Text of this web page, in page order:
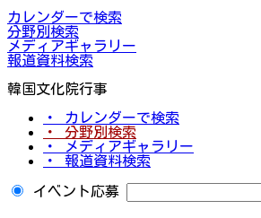
カレンダーで検索
分野別検索
メディアギャラリー
報道資料検索
韓国文化院行事
・ カレンダーで検索
・ 分野別検索
・ メディアギャラリー
・ 報道資料検索
イベント応募